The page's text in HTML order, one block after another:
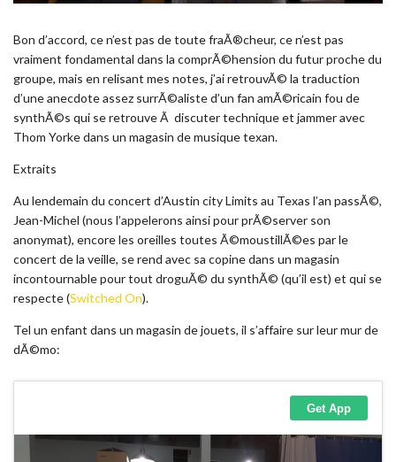
Bon d’accord, ce n’est pas de toute fraÃ®cheur, ce n’est pas
vraiment fondamental dans la comprÃ©hension du futur proche du
groupe, mais en relisant mes notes, j’ai retrouvÃ© la traduction
d’une anecdote assez surrÃ©aliste d’un fan amÃ©ricain fou de
synthÃ©s qui se retrouve Ã discuter technique et jammer avec
Thom Yorke dans un magasin de musique texan.
Extraits
Au lendemain du concert d’Austin city Limits au Texas l’an passÃ©,
Jean-Michel (nous l’appelerons ainsi pour prÃ©server son
anonymat), encore les oreilles toutes Ã©moustillÃ©es par le
concert de la veille, se rend avec sa copine dans un magasin
incontournable pour tout droguÃ© du synthÃ© (qu’il est) et qui se
respecte (Switched On).
Tel un enfant dans un magasin de jouets, il s’affaire sur leur mur de
dÃ©mo: